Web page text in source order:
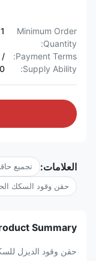
Minimum Order
Quantity:
1 قطعة
Payment Terms:
/
Supply Ability:
العلامات: تجميع
حقن وقود السكك
Summary